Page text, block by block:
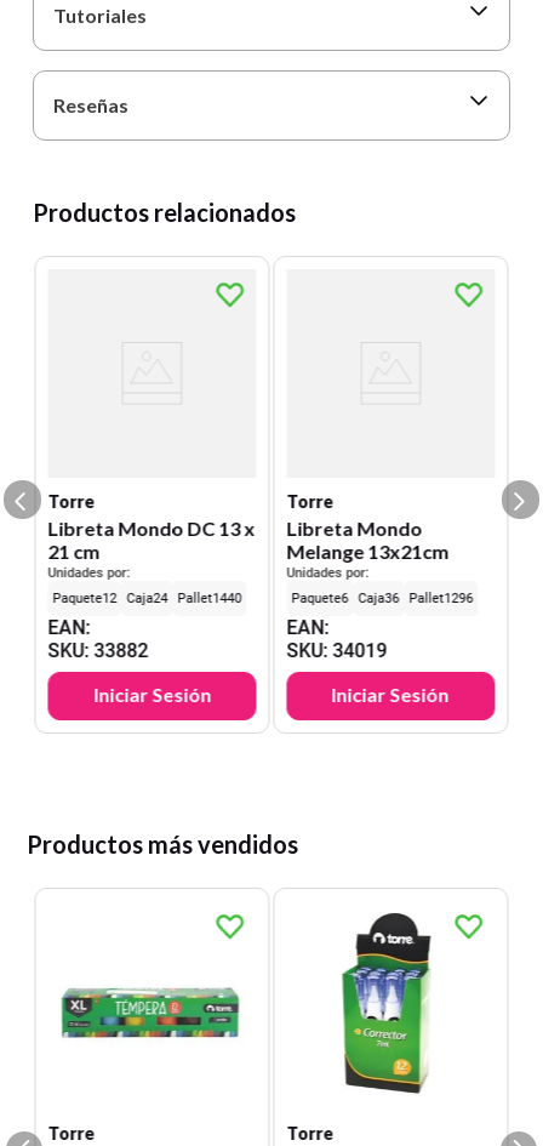
Tutoriales
Reseñas
Productos relacionados
Torre
Libreta Mondo DC 13 x
21 cm
Unidades por:
12
24 1440
EAN:
SKU:33882
Iniciar Sesión
Torre
Libreta Mondo
Melange 13x21cm
Unidades por:
6
36 1296
EAN:
SKU:34019
Iniciar Sesión
Productos más vendidos
Torre Torre